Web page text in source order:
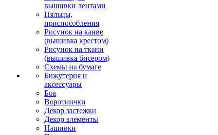
вышивки лентами
Пяльцы,
приспособления
Рисунок на канве
(вышивка крестом)
Рисунок на ткани
(вышивка бисером)
Схемы на бумаге
Бижутерия и
аксессуары
Боа
Воротнички
Декор застежки
Декор элементы
Нашивки